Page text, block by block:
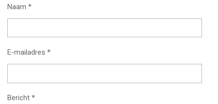
Naam *
E-mailadres *
Bericht *